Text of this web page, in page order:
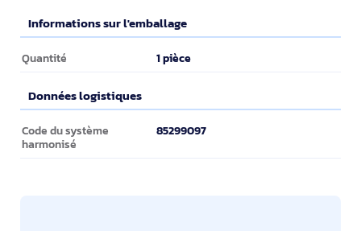
Informations sur l'emballage
Informations sur l'emballage
Quantité 1 pièce
Données logistiques
Données logistiques
Code du système
harmonisé
85299097